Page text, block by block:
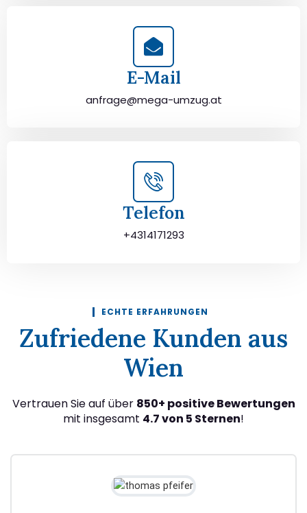
E-Mail
anfrage@mega-umzug.at
Telefon
+4314171293
ECHTE ERFAHRUNGEN
Zufriedene Kunden aus
Wien
Vertrauen Sie auf über 850+ positive Bewertungen
mit insgesamt 4.7 von 5 Sternen!